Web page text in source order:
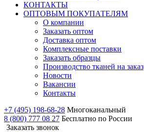
КОНТАКТЫ
ОПТОВЫМ ПОКУПАТЕЛЯМ
О компании
Заказать оптом
Доставка оптом
Комплексные поставки
Заказать образцы
Производство тканей на заказ
Новости
Вакансии
Контакты
+7 (495) 198-68-28 Многоканальный
8 (800) 777 08 27 Бесплатно по России
Заказать звонок